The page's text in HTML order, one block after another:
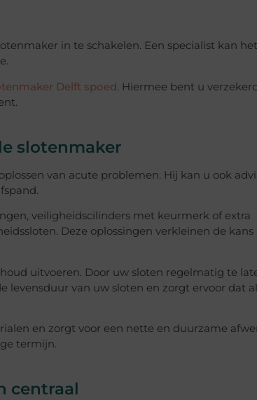
in te schakelen. Een specialist kan
Delft spoed. Hiermee bent u
slotenmaker
van acute problemen. Hij kan u ook
veiligheidscilinders met keurmerk of extra
Deze oplossingen verkleinen de kans
uitvoeren. Door uw sloten regelmatig te
levensduur van uw sloten en zorgt ervoor dat
en zorgt voor een nette en duurzame
termijn.
centraal